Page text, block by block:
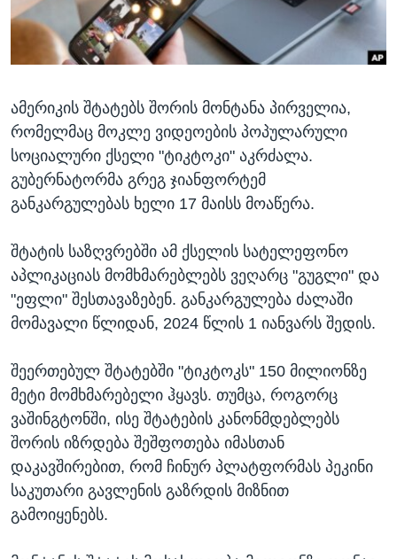
ᲡᲢᲣᲓᲘᲐ ᲕᲐᲨᲘᲜᲒᲢᲝᲜᲘ
ᲔᲙᲝᲜᲝᲛᲘᲙᲐ
ᲯᲐᲜᲛᲠᲗᲔᲚᲝᲑᲐ
ᲘᲜᲢᲔᲠᲕᲘᲣ
ᲙᲣᲚᲢᲣᲠᲐ
ᲒᲐᲚᲘᲚᲔᲝ
ᲓᲔᲖᲘᲜᲤᲝᲠᲛᲐᲪᲘᲐ
Learning English
ენები
ამერიკის შტატებს შორის მონტანა პირველია,
რომელმაც მოკლე ვიდეოების პოპულარული
სოციალური ქსელი "ტიკტოკი" აკრძალა.
გუბერნატორმა გრეგ ჯიანფორტემ
განკარგულებას ხელი 17 მაისს მოაწერა.
შტატის საზღვრებში ამ ქსელის სატელეფონო
აპლიკაციას მომხმარებლებს ვეღარც "გუგლი" და
"ეფლი" შესთავაზებენ. განკარგულება ძალაში
მომავალი წლიდან, 2024 წლის 1 იანვარს შედის.
შეერთებულ შტატებში "ტიკტოკს" 150 მილიონზე
მეტი მომხმარებელი ჰყავს. თუმცა, როგორც
ვაშინგტონში, ისე შტატების კანონმდებლებს
შორის იზრდება შეშფოთება იმასთან
დაკავშირებით, რომ ჩინურ პლატფორმას პეკინი
საკუთარი გავლენის გაზრდის მიზნით
გამოიყენებს.